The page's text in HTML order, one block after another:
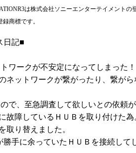
は株式会社ソニーエンターテイメントの
商標です。
ス日記■
ワークが不安定になってしまった
ネットワークが繋がったり、繋が
急調査して欲しいとの依頼が
故障しているＨＵＢを取り付けた為
取り替えました。
手に余っていたＨＵＢを接続して